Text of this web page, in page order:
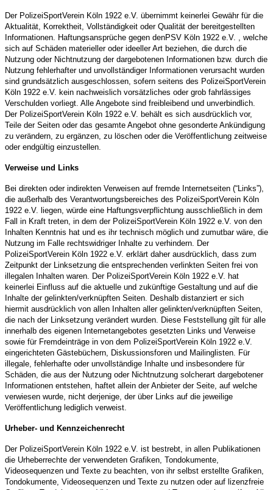
Der PolizeiSportVerein Köln 1922 e.V. übernimmt keinerlei Gewähr für die
Aktualität, Korrektheit, Vollständigkeit oder Qualität der bereitgestellten
Informationen. Haftungsansprüche gegen denPSV Köln 1922 e.V. , welche
sich auf Schäden materieller oder ideeller Art beziehen, die durch die
Nutzung oder Nichtnutzung der dargebotenen Informationen bzw. durch die
Nutzung fehlerhafter und unvollständiger Informationen verursacht wurden
sind grundsätzlich ausgeschlossen, sofern seitens des PolizeiSportVerein
Köln 1922 e.V. kein nachweislich vorsätzliches oder grob fahrlässiges
Verschulden vorliegt. Alle Angebote sind freibleibend und unverbindlich.
Der PolizeiSportVerein Köln 1922 e.V. behält es sich ausdrücklich vor,
Teile der Seiten oder das gesamte Angebot ohne gesonderte Ankündigung
zu verändern, zu ergänzen, zu löschen oder die Veröffentlichung zeitweise
oder endgültig einzustellen.
Verweise und Links
Bei direkten oder indirekten Verweisen auf fremde Internetseiten (“Links”),
die außerhalb des Verantwortungsbereiches des PolizeiSportVerein Köln
1922 e.V. liegen, würde eine Haftungsverpflichtung ausschließlich in dem
Fall in Kraft treten, in dem der PolizeiSportVerein Köln 1922 e.V. von den
Inhalten Kenntnis hat und es ihr technisch möglich und zumutbar wäre, die
Nutzung im Falle rechtswidriger Inhalte zu verhindern. Der
PolizeiSportVerein Köln 1922 e.V. erklärt daher ausdrücklich, dass zum
Zeitpunkt der Linksetzung die entsprechenden verlinkten Seiten frei von
illegalen Inhalten waren. Der PolizeiSportVerein Köln 1922 e.V. hat
keinerlei Einfluss auf die aktuelle und zukünftige Gestaltung und auf die
Inhalte der gelinkten/verknüpften Seiten. Deshalb distanziert er sich
hiermit ausdrücklich von allen Inhalten aller gelinkten/verknüpften Seiten,
die nach der Linksetzung verändert wurden. Diese Feststellung gilt für alle
innerhalb des eigenen Internetangebotes gesetzten Links und Verweise
sowie für Fremdeinträge in von dem PolizeiSportVerein Köln 1922 e.V.
eingerichteten Gästebüchern, Diskussionsforen und Mailinglisten. Für
illegale, fehlerhafte oder unvollständige Inhalte und insbesondere für
Schäden, die aus der Nutzung oder Nichtnutzung solcherart dargebotener
Informationen entstehen, haftet allein der Anbieter der Seite, auf welche
verwiesen wurde, nicht derjenige, der über Links auf die jeweilige
Veröffentlichung lediglich verweist.
Urheber- und Kennzeichenrecht
Der PolizeiSportVerein Köln 1922 e.V. ist bestrebt, in allen Publikationen
die Urheberrechte der verwendeten Grafiken, Tondokumente,
Videosequenzen und Texte zu beachten, von ihr selbst erstellte Grafiken,
Tondokumente, Videosequenzen und Texte zu nutzen oder auf lizenzfreie